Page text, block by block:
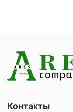
Контакты